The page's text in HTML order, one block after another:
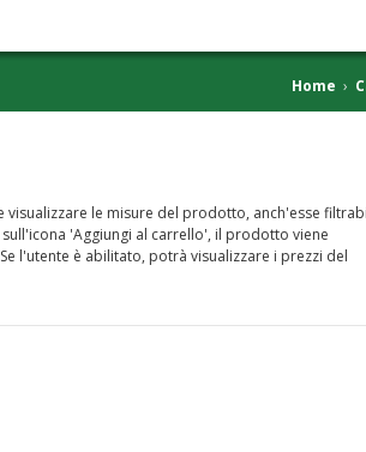
Home ›
le misure del prodotto, anch'esse
'Aggiungi al carrello', il prodotto viene
l'utente è abilitato, potrà visualizzare i prezzi del